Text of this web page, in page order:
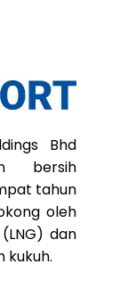
Bhd
bersih
tahun
oleh
dan
kukuh.